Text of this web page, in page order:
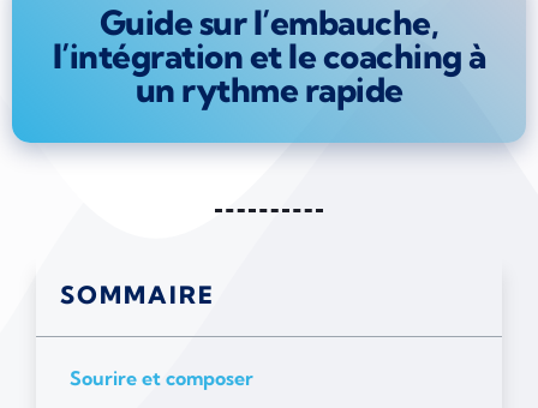
Guide sur l’embauche,
l’intégration et le coaching à
un rythme rapide
SOMMAIRE
Sourire et composer